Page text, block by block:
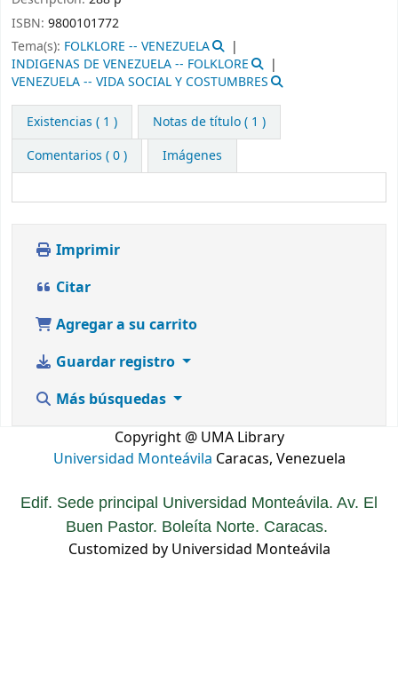
ISBN: 9800101772
Tema(s): FOLKLORE -- VENEZUELA
INDIGENAS DE VENEZUELA -- FOLKLORE
VENEZUELA -- VIDA SOCIAL Y COSTUMBRES
Existencias ( 1 )
Notas de título ( 1 )
Comentarios ( 0 )
Imágenes
Imprimir
Citar
Agregar a su carrito
Guardar registro
Más búsquedas
Copyright @ UMA Library
Universidad Monteávila Caracas, Venezuela
Edif. Sede principal Universidad Monteávila. Av. El
Buen Pastor. Boleíta Norte. Caracas.
Customized by Universidad Monteávila